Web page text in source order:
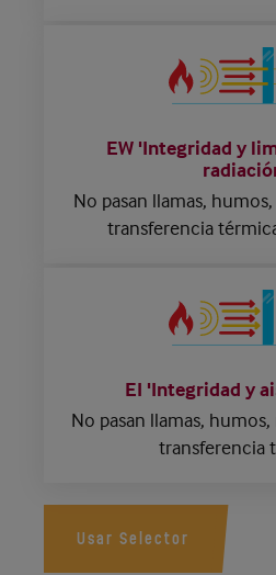
EW 'Integridad y
No pasan llamas, humos,
transferencia
EI 'Integridad y
No pasan llamas, humos,
transferencia
Usar Selector